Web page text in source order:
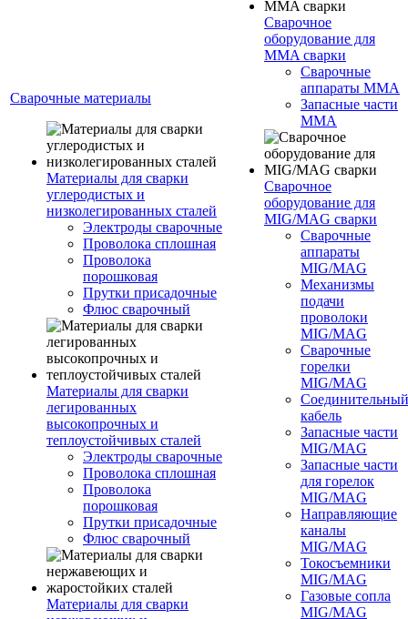
Сварочные материалы
Материалы для сварки
углеродистых и
низколегированных сталей
Электроды сварочные
Проволока сплошная
Проволока
порошковая
Прутки присадочные
Флюс сварочный
Материалы для сварки
легированных
высокопрочных и
теплоустойчивых сталей
Электроды сварочные
Проволока сплошная
Проволока
порошковая
Прутки присадочные
Флюс сварочный
Материалы для сварки
Сварочное
оборудование для
MMA сварки
Сварочные
аппараты MMA
Запасные части
MMA
Сварочное
оборудование для
MIG/MAG сварки
Сварочные
аппараты
MIG/MAG
Механизмы
подачи
проволоки
MIG/MAG
Сварочные
горелки
MIG/MAG
Соединительный
кабель
Запасные части
MIG/MAG
Запасные части
для горелок
MIG/MAG
Направляющие
каналы
MIG/MAG
Токосъемники
MIG/MAG
Газовые сопла
MIG/MAG